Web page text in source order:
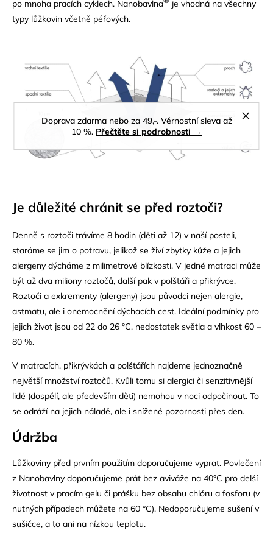
Doprava zdarma nebo za 49,-. Věrnostní sleva až
10 %. Přečtěte si podrobnosti →
po mnoha pracích cyklech. Nanobavlna
je vhodná na všechny
typy lůžkovin včetně péřových.
Je důležité chránit se před roztoči?
Denně s roztoči trávíme 8 hodin (děti až 12) v naší posteli,
staráme se jim o potravu, jelikož se živí zbytky kůže a jejich
alergeny dýcháme z milimetrové blízkosti. V jedné matraci může
být až dva miliony roztočů, další pak v polštáři a přikrývce.
Roztoči a exkrementy (alergeny) jsou původci nejen alergie,
astmatu, ale i onemocnění dýchacích cest. Ideální podmínky pro
jejich život jsou od 22 do 26 °C, nedostatek světla a vlhkost 60 –
80 %.
V matracích, přikrývkách a polštářích najdeme jednoznačně
největší množství roztočů. Kvůli tomu si alergici či senzitivnější
lidé (dospělí, ale především děti) nemohou v noci odpočinout. To
se odráží na jejich náladě, ale i snížené pozornosti přes den.
Údržba
Lůžkoviny před prvním použitím doporučujeme vyprat. Povlečení
z Nanobavlny doporučujeme prát bez aviváže na 40°C pro delší
životnost v pracím gelu či prášku bez obsahu chlóru a fosforu (v
nutných případech můžete na 60 °C). Nedoporučujeme sušení v
sušičce, a to ani na nízkou teplotu.